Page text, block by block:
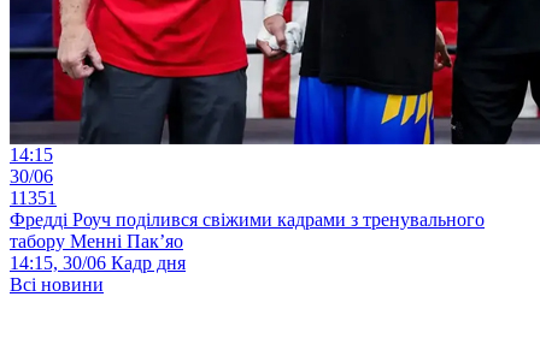
14:15
30/06
11351
Фредді Роуч поділився свіжими кадрами з тренувального
табору Менні Пак’яо
14:15, 30/06 Кадр дня
Всі новини